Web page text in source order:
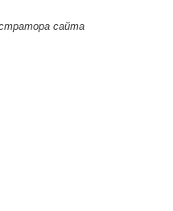
сайта